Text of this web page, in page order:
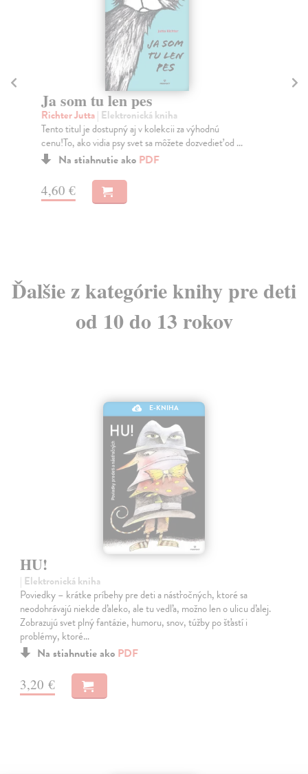
Ja som tu len pes
Richter Jutta| Elektronická kniha
Tento titul je dostupný aj v kolekcii za výhodnú
cenu!To, ako vidia psy svet sa môžete dozvedieť od ...
Na stiahnutie ako PDF
4,60 €
Ďalšie z kategórie knihy pre deti
od 10 do 13 rokov
E-KNIHA
HU!
| Elektronická kniha
Poviedky – krátke príbehy pre deti a násťročných, ktoré sa
neodohrávajú niekde ďaleko, ale tu vedľa, možno len o ulicu ďalej.
Zobrazujú svet plný fantázie, humoru, snov, túžby po šťastí i
problémy, ktoré…
Na stiahnutie ako PDF
3,20 €